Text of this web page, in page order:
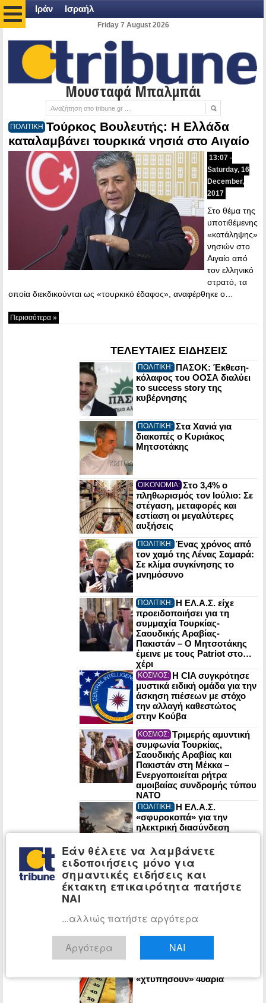
Ιράν Ισραήλ
Friday 7 August 2026
Μουσταφά Μπαλμπάι
ΠΟΛΙΤΙΚΗ Τούρκος Βουλευτής: Η Ελλάδα
καταλαμβάνει τουρκικά νησιά στο Αιγαίο
13:07 -
Saturday, 16
December,
2017
Στο θέμα της
υποτιθέμενης
«κατάληψης»
νησιών στο
Αιγαίο από
τον ελληνικό
στρατό, τα
οποία διεκδικούνται ως «τουρκικό έδαφος», αναφέρθηκε ο…
Περισσότερα »
ΤΕΛΕΥΤΑΙΕΣ ΕΙΔΗΣΕΙΣ
ΠΟΛΙΤΙΚΗ: ΠΑΣΟΚ: Έκθεση-
κόλαφος του ΟΟΣΑ διαλύει
το success story της
κυβέρνησης
ΠΟΛΙΤΙΚΗ: Στα Χανιά για
διακοπές ο Κυριάκος
Μητσοτάκης
ΟΙΚΟΝΟΜΙΑ: Στο 3,4% ο
πληθωρισμός τον Ιούλιο: Σε
στέγαση, μεταφορές και
εστίαση οι μεγαλύτερες
αυξήσεις
ΠΟΛΙΤΙΚΗ: Ένας χρόνος από
τον χαμό της Λένας Σαμαρά:
Σε κλίμα συγκίνησης το
μνημόσυνο
ΠΟΛΙΤΙΚΗ: Η ΕΛ.Α.Σ. είχε
προειδοποιήσει για τη
συμμαχία Τουρκίας-
Σαουδικής Αραβίας-
Πακιστάν – Ο Μητσοτάκης
έμεινε με τους Patriot στο…
χέρι
ΚΟΣΜΟΣ: Η CIA συγκρότησε
μυστικά ειδική ομάδα για την
άσκηση πιέσεων με στόχο
την αλλαγή καθεστώτος
στην Κούβα
ΚΟΣΜΟΣ: Τριμερής αμυντική
συμφωνία Τουρκίας,
Σαουδικής Αραβίας και
Πακιστάν στη Μέκκα –
Ενεργοποιείται ρήτρα
αμοιβαίας συνδρομής τύπου
NATO
ΠΟΛΙΤΙΚΗ: Η ΕΛ.Α.Σ.
«σφυροκοπά» για την
ηλεκτρική διασύνδεση
Μητσοτάκης δεν διαθέτει
στρατηγική με αρχή, μέση
και τέλος απέναντι στην
Τουρκία και τις προκλήσεις
της»
Άδωνι σε εστιατόρια, παμπ
ΕΛΛΑΔΑ: Έρχεται θερμή
«χτυπήσουν» 40αρια
Εάν θέλετε να λαμβάνετε
ειδοποιήσεις μόνο για
σημαντικές ειδήσεις και
έκτακτη επικαιρότητα πατήστε
ΝΑΙ
...αλλιώς πατήστε αργότερα
Αργότερα ΝΑΙ